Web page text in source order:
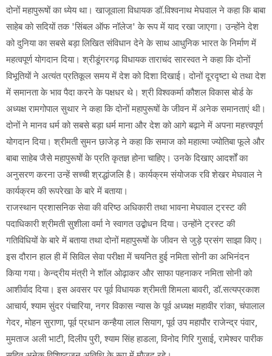
दोनों महापुरूषों का ध्येय था। खाजूवाला विधायक डॉ.विश्वनाथ मेघवाल ने कहा कि बाबा
साहेब को सदियों तक 'सिंबल ऑफ नॉलेज' के रूप में याद रखा जाएगा। उन्होंने देश
को दुनिया का सबसे बड़ा लिखित संविधान देने के साथ आधुनिक भारत के निर्माण में
महत्वपूर्ण योगदान दिया। श्रीडूंगरगढ़ विधायक ताराचंद सारस्वत ने कहा कि दोनों
विभूतियों ने अत्यंत प्रतिकूल समय में देश को दिशा दिखाई। दोनों दूरदृष्टा थे तथा देश
में समानता के भाव पैदा करने के पक्षधर थे। श्री विश्वकर्मा कौशल विकास बोर्ड के
अध्यक्ष रामगोपाल सुथार ने कहा कि दोनों महापुरूषों के जीवन में अनेक समानताएं थी।
दोनों ने मानव धर्म को सबसे बड़ा धर्म माना और देश को आगे बढ़ाने में अपना महत्त्वपूर्ण
योगदान दिया। श्रीमती सुमन छाजेड़ ने कहा कि समाज को महात्मा ज्योतिबा फूले और
बाबा साहेब जैसे महापुरूषों के प्रति कृतज्ञ होना चाहिए। उनके दिखाए आदर्शों का
अनुसरण करना उन्हें सच्ची श्रद्धांजलि है। कार्यक्रम संयोजक रवि शेखर मेघवाल ने
कार्यक्रम की रूपरेखा के बारे में बताया।
राजस्थान प्रशासनिक सेवा की वरिष्ठ अधिकारी तथा भावना मेघवाल ट्रस्ट की
पदाधिकारी श्रीमती सुशीला वर्मा ने स्वागत उद्बोधन दिया। उन्होंने ट्रस्ट की
गतिविधियों के बारे में बताया तथा दोनों महापुरूषों के जीवन से जुड़े प्रसंग साझा किए।
इस दौरान हाल ही में सिविल सेवा परीक्षा में चयनित हुई नमिता सोनी का अभिनंदन
किया गया। केन्द्रीय मंत्री ने शॉल ओढ़ाकर और साफा पहनाकर नमिता सोनी को
आशीर्वाद दिया। इस अवसर पर पूर्व विधायक श्रीमती शिमला बावरी, डॉ.सत्यप्रकाश
आचार्य, श्याम सुंदर पंचारिया, नगर विकास न्यास के पूर्व अध्यक्ष महावीर रांका, चंपालाल
गेदर, मोहन सुराणा, पूर्व प्रधान कन्हैया लाल सियाग, पूर्व उप महापौर राजेन्द्र पंवार,
मुमताज अली भाटी, दिलीप पुरी, श्याम सिंह हाडला, विनोद गिरि गुसाई, रामेश्वर पारीक